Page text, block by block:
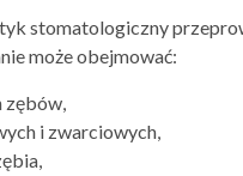
stomatologiczny
może obejmować:
zębów,
i zwarciowych,